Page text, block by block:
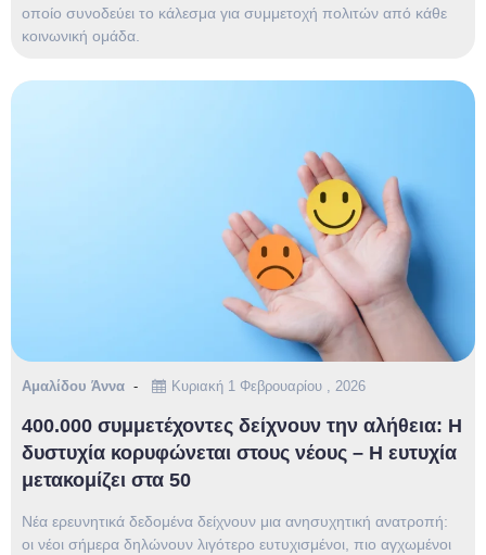
οποίο συνοδεύει το κάλεσμα για συμμετοχή πολιτών από κάθε
κοινωνική ομάδα.
Αμαλίδου Άννα Κυριακή 1 Φεβρουαρίου , 2026
400.000 συμμετέχοντες δείχνουν την αλήθεια: Η
δυστυχία κορυφώνεται στους νέους – Η ευτυχία
μετακομίζει στα 50
Νέα ερευνητικά δεδομένα δείχνουν μια ανησυχητική ανατροπή:
οι νέοι σήμερα δηλώνουν λιγότερο ευτυχισμένοι, πιο αγχωμένοι